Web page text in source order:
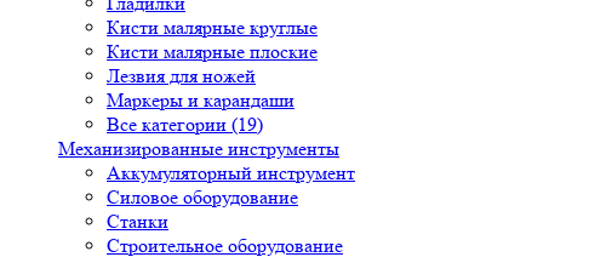
Кисти малярные круглые
Кисти малярные плоские
Лезвия для ножей
Маркеры и карандаши
Все категории (19)
Механизированные инструменты
Аккумуляторный инструмент
Силовое оборудование
Станки
Строительное оборудование